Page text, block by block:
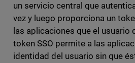
un servicio central que
vez y luego proporciona un
las aplicaciones que el usuario
token SSO permite a las
identidad del usuario sin que